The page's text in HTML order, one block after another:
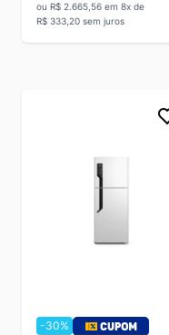
ou R$ 2.665,56 em 8x de
R$ 333,20 sem juros
-30%